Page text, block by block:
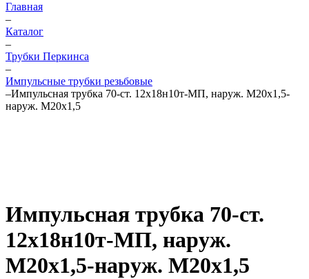
Главная
–
Каталог
–
Трубки Перкинса
–
Импульсные трубки резьбовые
–Импульсная трубка 70-ст. 12х18н10т-МП, наруж. М20х1,5-
наруж. М20х1,5
Импульсная трубка 70-ст.
12х18н10т-МП, наруж.
М20х1,5-наруж. М20х1,5